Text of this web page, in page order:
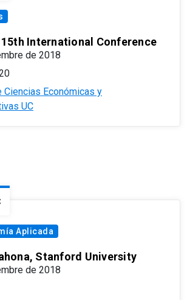
15th International Conference
de 2018
Ciencias Económicas y
UC
Aplicada
Stanford University
de 2018